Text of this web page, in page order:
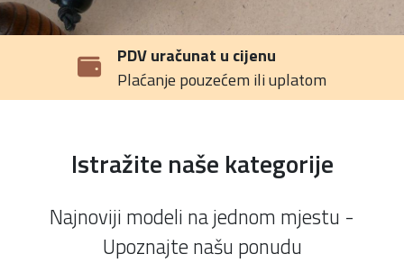
PDV uračunat u cijenu
Plaćanje pouzećem ili uplatom
Istražite naše kategorije
Najnoviji modeli na jednom mjestu -
Upoznajte našu ponudu